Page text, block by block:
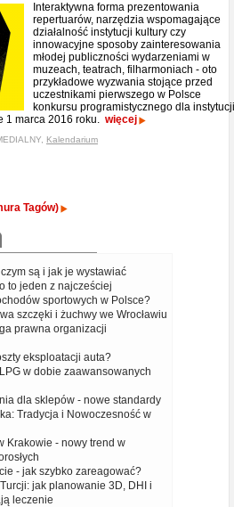
Interaktywna forma prezentowania
repertuarów, narzędzia wspomagające
działalność instytucji kultury czy
innowacyjne sposoby zainteresowania
młodej publiczności wydarzeniami w
muzeach, teatrach, filharmoniach - oto
przykładowe wyzwania stojące przed
uczestnikami pierwszego w Polsce
konkursu programistycznego dla instytucji
1 marca 2016 roku. więcej
Kalendarium
Tagów)
są i jak je wystawiać
to jeden z najcześciej
sportowych w Polsce?
szczęki i żuchwy we Wrocławiu
prawna organizacji
eksploatacji auta?
w dobie zaawansowanych
dla sklepów - nowe standardy
Tradycja i Nowoczesność w
Krakowie - nowy trend w
- jak szybko zareagować?
jak planowanie 3D, DHI i
leczenie